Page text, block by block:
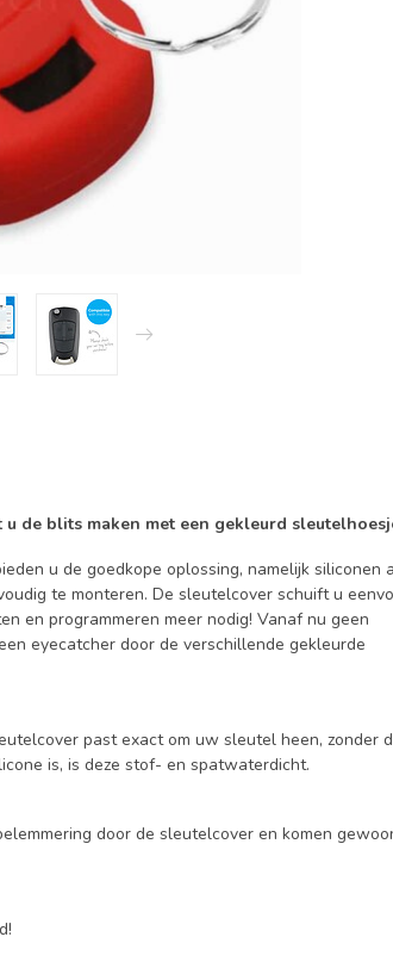
de blits maken met een gekleurd
u de goedkope oplossing, namelijk siliconen
te monteren. De sleutelcover schuift u
en programmeren meer nodig! Vanaf nu geen
eyecatcher door de verschillende gekleurde
past exact om uw sleutel heen, zonder
is, is deze stof- en spatwaterdicht.
door de sleutelcover en komen